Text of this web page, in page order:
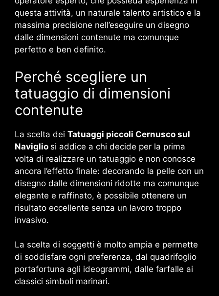
questa attività, un naturale talento artistico e la
massima precisione nell’eseguire un disegno
dalle dimensioni contenute ma comunque
perfetto e ben definito.
Perché scegliere un
tatuaggio di dimensioni
contenute
La scelta dei Tatuaggi piccoli Cernusco sul
Naviglio si addice a chi decide per la prima
volta di realizzare un tatuaggio e non conosce
ancora l’effetto finale: decorando la pelle con un
disegno dalle dimensioni ridotte ma comunque
elegante e raffinato, è possibile ottenere un
risultato eccellente senza un lavoro troppo
invasivo.
La scelta di soggetti è molto ampia e permette
di soddisfare ogni preferenza, dal quadrifoglio
portafortuna agli ideogrammi, dalle farfalle ai
classici simboli marinari.